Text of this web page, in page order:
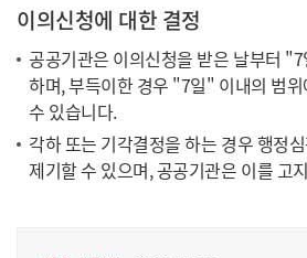
이의신청에 대한 결정
공공기관은 이의신청을 받은 날부터
하며, 부득이한 경우 "7일" 이내의 범
수 있습니다.
각하 또는 기각결정을 하는 경우 행정
제기할 수 있으며, 공공기관은 이를 고